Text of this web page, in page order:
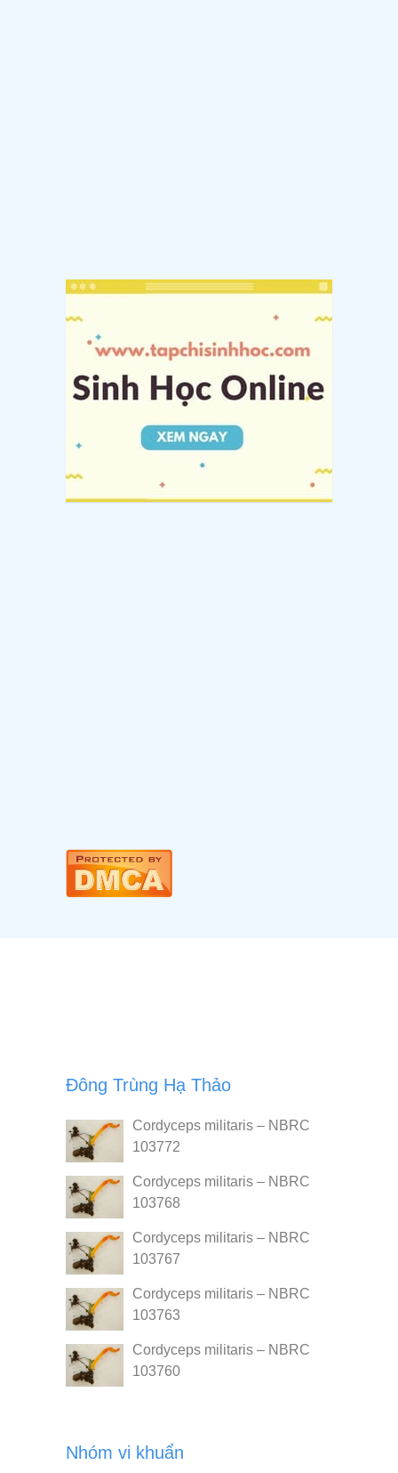
Đông Trùng Hạ Thảo
Cordyceps militaris – NBRC
103772
Cordyceps militaris – NBRC
103768
Cordyceps militaris – NBRC
103767
Cordyceps militaris – NBRC
103763
Cordyceps militaris – NBRC
103760
Nhóm vi khuẩn